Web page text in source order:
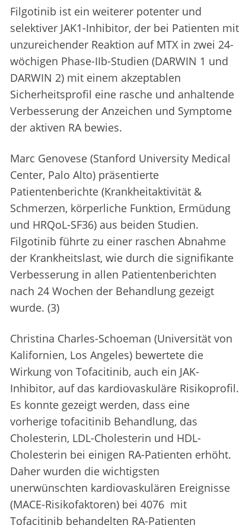
Filgotinib ist ein weiterer potenter und
selektiver JAK1-Inhibitor, der bei Patienten mit
unzureichender Reaktion auf MTX in zwei 24-
wöchigen Phase-IIb-Studien (DARWIN 1 und
DARWIN 2) mit einem akzeptablen
Sicherheitsprofil eine rasche und anhaltende
Verbesserung der Anzeichen und Symptome
der aktiven RA bewies.
Marc Genovese (Stanford University Medical
Center, Palo Alto) präsentierte
Patientenberichte (Krankheitaktivität &
Schmerzen, körperliche Funktion, Ermüdung
und HRQoL-SF36) aus beiden Studien.
Filgotinib führte zu einer raschen Abnahme
der Krankheitslast, wie durch die signifikante
Verbesserung in allen Patientenberichten
nach 24 Wochen der Behandlung gezeigt
wurde. (3)
Christina Charles-Schoeman (Universität von
Kalifornien, Los Angeles) bewertete die
Wirkung von Tofacitinib, auch ein JAK-
Inhibitor, auf das kardiovaskuläre Risikoprofil.
Es konnte gezeigt werden, dass eine
vorherige tofacitinib Behandlung, das
Cholesterin, LDL-Cholesterin und HDL-
Cholesterin bei einigen RA-Patienten erhöht.
Daher wurden die wichtigsten
unerwünschten kardiovaskulären Ereignisse
(MACE-Risikofaktoren) bei 4076 mit
Tofacitinib behandelten RA-Patienten